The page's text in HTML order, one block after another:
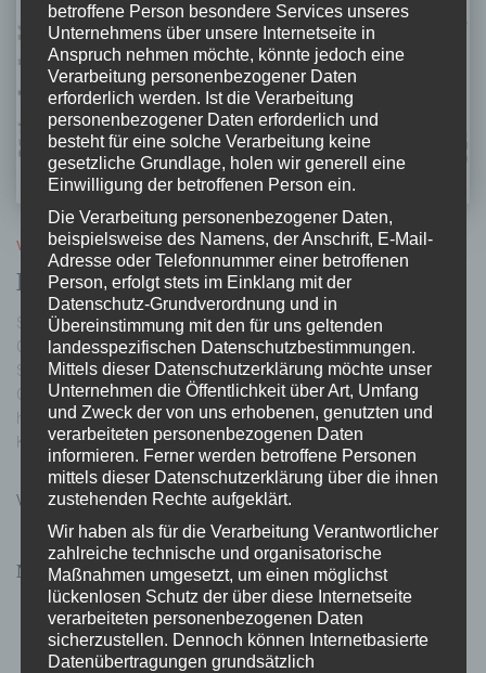
VERANSTALTUNG
HOCH HINAUS
Sehr geehrte Damen und Herren, im Namen von Bürgermeister
Christian Scheider lädt Sie Frauenstadträtin Mag.a Corinna
Smrecnik und das Büro für Frauen, Chancengleichheit und
Generationen der Landeshauptstadt Klagenfurt am Wörthersee
herzlich ein! Hoch hinaus, kreuz & quer – spannende Abenteuer für
Kinder in Begleitung von Vätern, Muttern, Großeltern! Einmal im
Weiterlesen…
Von Melanie Bürger, vor5 Jahren
Neueste Beiträge
denken } erlaubt – Femina
denken } erlaubt | Mein weißer Frieden
betroffene Person besondere Services unseres
Unternehmens über unsere Internetseite in
Anspruch nehmen möchte, könnte jedoch eine
Verarbeitung personenbezogener Daten
erforderlich werden. Ist die Verarbeitung
personenbezogener Daten erforderlich und
besteht für eine solche Verarbeitung keine
gesetzliche Grundlage, holen wir generell eine
Einwilligung der betroffenen Person ein.
Die Verarbeitung personenbezogener Daten,
beispielsweise des Namens, der Anschrift, E-Mail-
Adresse oder Telefonnummer einer betroffenen
Person, erfolgt stets im Einklang mit der
Datenschutz-Grundverordnung und in
Übereinstimmung mit den für uns geltenden
landesspezifischen Datenschutzbestimmungen.
Mittels dieser Datenschutzerklärung möchte unser
Unternehmen die Öffentlichkeit über Art, Umfang
und Zweck der von uns erhobenen, genutzten und
verarbeiteten personenbezogenen Daten
informieren. Ferner werden betroffene Personen
mittels dieser Datenschutzerklärung über die ihnen
zustehenden Rechte aufgeklärt.
Wir haben als für die Verarbeitung Verantwortlicher
zahlreiche technische und organisatorische
Maßnahmen umgesetzt, um einen möglichst
lückenlosen Schutz der über diese Internetseite
verarbeiteten personenbezogenen Daten
sicherzustellen. Dennoch können Internetbasierte
Datenübertragungen grundsätzlich